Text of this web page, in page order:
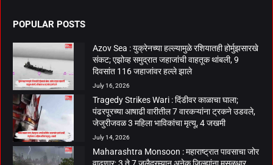
POPULAR POSTS
Azov Sea : युक्रेनच्या हल्ल्यामुळे रशियातही होर्मुझसारखे
संकट; एझोव्ह समुद्रात जहाजांची वाहतूक थांबली, 9
दिवसांत 116 जहाजांवर हल्ले झाले
July 16, 2026
Tragedy Strikes Wari : दिंडीवर काळाचा घाला;
पंढरपूरच्या आषाढी वारीतील 7 वारकऱ्यांना ट्रकने उडवले,
जेजुरीजवळ 3 महिला भाविकांचा मृत्यू, 4 जखमी
July 14, 2026
Maharashtra Monsoon : महाराष्ट्रात पावसाचा जोर